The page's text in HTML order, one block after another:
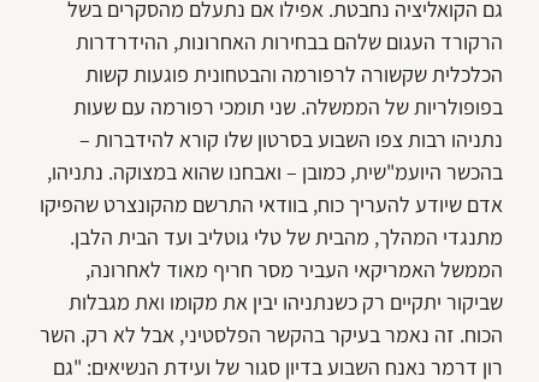
גם הקואליציה נחבטת. אפילו אם נתעלם מהסקרים בשל
הרקורד העגום שלהם בבחירות האחרונות, ההידרדרות
הכלכלית שקשורה לרפורמה והבטחונית פוגעות קשות
בפופולריות של הממשלה. שני תומכי רפורמה עם שעות
נתניהו רבות צפו השבוע בסרטון שלו קורא להידברות –
בהכשר היועמ"שית, כמובן – ואבחנו שהוא במצוקה. נתניהו,
אדם שיודע להעריך כוח, בוודאי התרשם מהקונצרט שהפיקו
מתנגדי המהלך, מהבית של טלי גוטליב ועד הבית הלבן.
הממשל האמריקאי העביר מסר חריף מאוד לאחרונה,
שביקור יתקיים רק כשנתניהו יבין את מקומו ואת מגבלות
הכוח. זה נאמר בעיקר בהקשר הפלסטיני, אבל לא רק. השר
רון דרמר נאנח השבוע בדיון סגור של ועידת הנשיאים: "גם